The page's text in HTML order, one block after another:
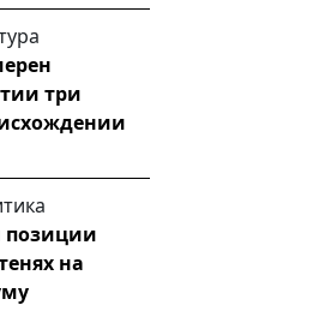
три
позиции
на